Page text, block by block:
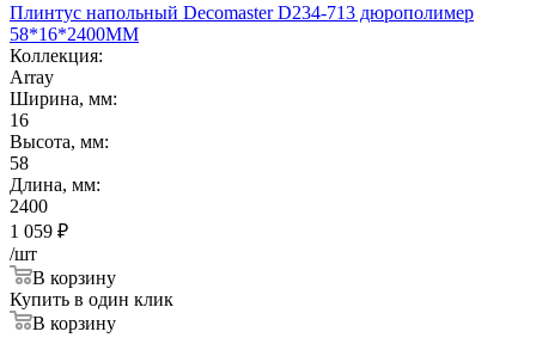
Плинтус напольный Decomaster D234-713 дюрополимер
58*16*2400ММ
Коллекция:
Array
Ширина, мм:
16
Высота, мм:
58
Длина, мм:
2400
1 059 ₽
/шт
В корзину
Купить в один клик
В корзину